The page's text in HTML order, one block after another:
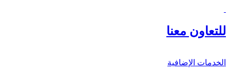
للتعاون معنا
الخدمات الإضافية